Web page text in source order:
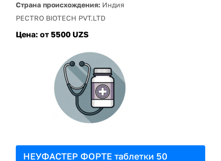
Страна происхождения: Индия
РECTRO BIOTECH PVT.LTD
Цена: от 5500 UZS
НЕУФАСТЕР ФОРТЕ таблетки 50